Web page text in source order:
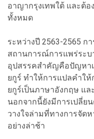
อาญากรุงเทพใต้ และต้อ
ทั้งหมด
ระหว่างปี 2563-2565
สถานการณ์การแพร่ระ
อุปสรรคสำคัญคือปัญหาเ
ยกูร์ ทำให้การแปลคำใ
ยกูร์เป็นภาษาอังกฤษ แ
นอกจากนี้ยังมีการเปลี่ย
วางใจล่ามที่ทางการจัด
อย่างล่าช้า